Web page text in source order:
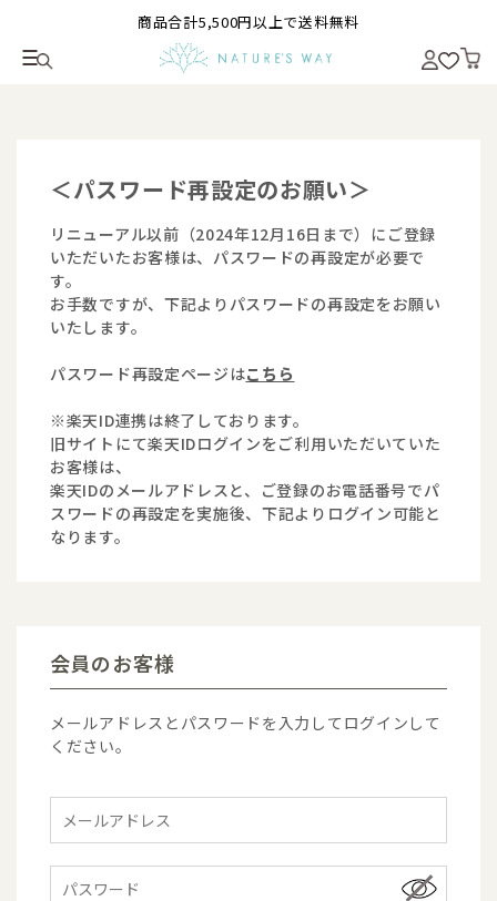
商品合計5,500円以上で送料無料
＜パスワード再設定のお願い＞
リニューアル以前（2024年12月16日まで）にご登録
いただいたお客様は、パスワードの再設定が必要で
す。
お手数ですが、下記よりパスワードの再設定をお願い
いたします。
パスワード再設定ページはこちら
※楽天ID連携は終了しております。
旧サイトにて楽天IDログインをご利用いただいていた
お客様は、
楽天IDのメールアドレスと、ご登録のお電話番号でパ
スワードの再設定を実施後、下記よりログイン可能と
なります。
会員のお客様
メールアドレスとパスワードを入力してログインして
ください。